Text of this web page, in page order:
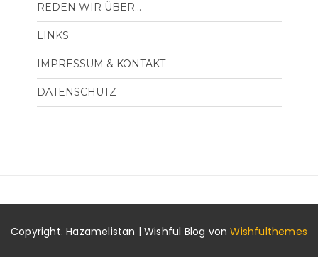
REDEN WIR ÜBER…
LINKS
IMPRESSUM & KONTAKT
DATENSCHUTZ
Copyright. Hazamelistan | Wishful Blog vonWishfulthemes